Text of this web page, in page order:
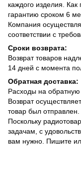
каждого изделия.
гарантию сроком 6
Компания
соответствии с
Сроки возврата:
Возврат товаров
14 дней с момента
Обратная доставка:
Расходы на обратную
Возврат
товар был отправлен.
Поскольку
задачам, с
вам нужно. Пишите